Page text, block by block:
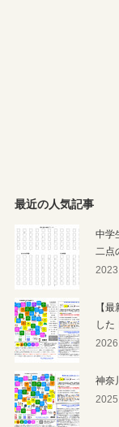
最近の人気記事
中学
二点
【
した
神奈